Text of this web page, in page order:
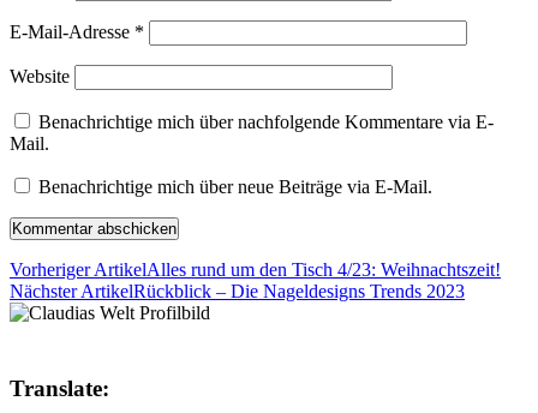
E-Mail-Adresse *
Website
Benachrichtige mich über nachfolgende Kommentare via E-
Mail.
Benachrichtige mich über neue Beiträge via E-Mail.
Vorheriger ArtikelAlles rund um den Tisch 4/23: Weihnachtszeit!
Nächster ArtikelRückblick – Die Nageldesigns Trends 2023
Translate: